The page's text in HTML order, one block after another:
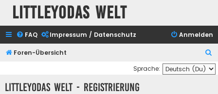
Littleyodas Welt
FAQ Impressum / Datenschutz Anmelden
Foren-Übersicht
u
c
Sprache:
Littleyodas Welt - Registrierung